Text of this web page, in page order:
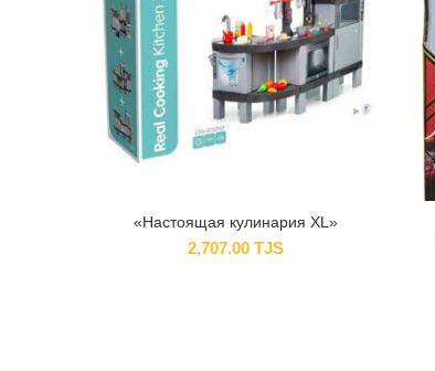
«Настоящая кулинария XL»
2,707.00TJS